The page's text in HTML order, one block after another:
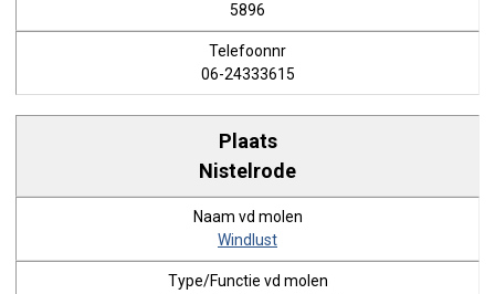
5896
06-24333615
Nistelrode
Windlust